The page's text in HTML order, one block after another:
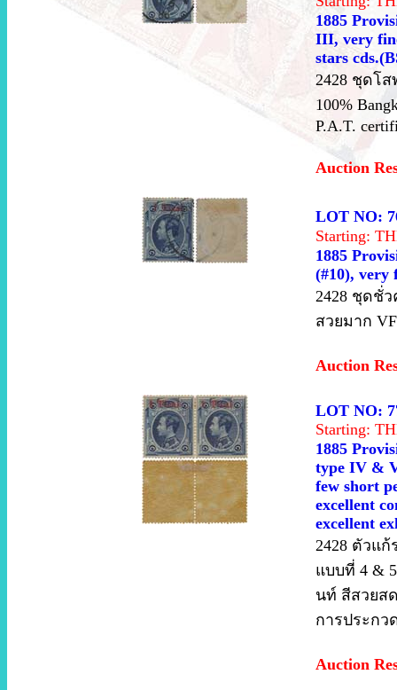
1885
III, very
stars
2428 ชุดโ
100%
P.A.T.
Auction
LOT NO:
Starting:
1885
(#10), very
2428 ชุดชั่
สวยมาก
Auction
LOT NO:
Starting:
1885
type IV &
few short
excellent
excellent
2428 ตัวแ
แบบที่ 4 &
นท์ สีสวยส
การประกว
Auction